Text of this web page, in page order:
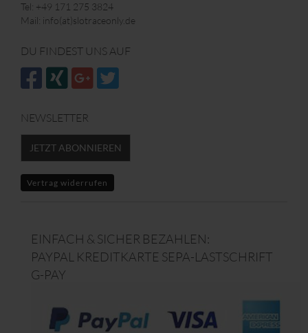
Tel: +49 171 275 3824
Mail: info(at)slotraceonly.de
DU FINDEST UNS AUF
NEWSLETTER
JETZT ABONNIEREN
Vertrag widerrufen
EINFACH & SICHER BEZAHLEN:
PAYPAL KREDITKARTE SEPA-LASTSCHRIFT
G-PAY